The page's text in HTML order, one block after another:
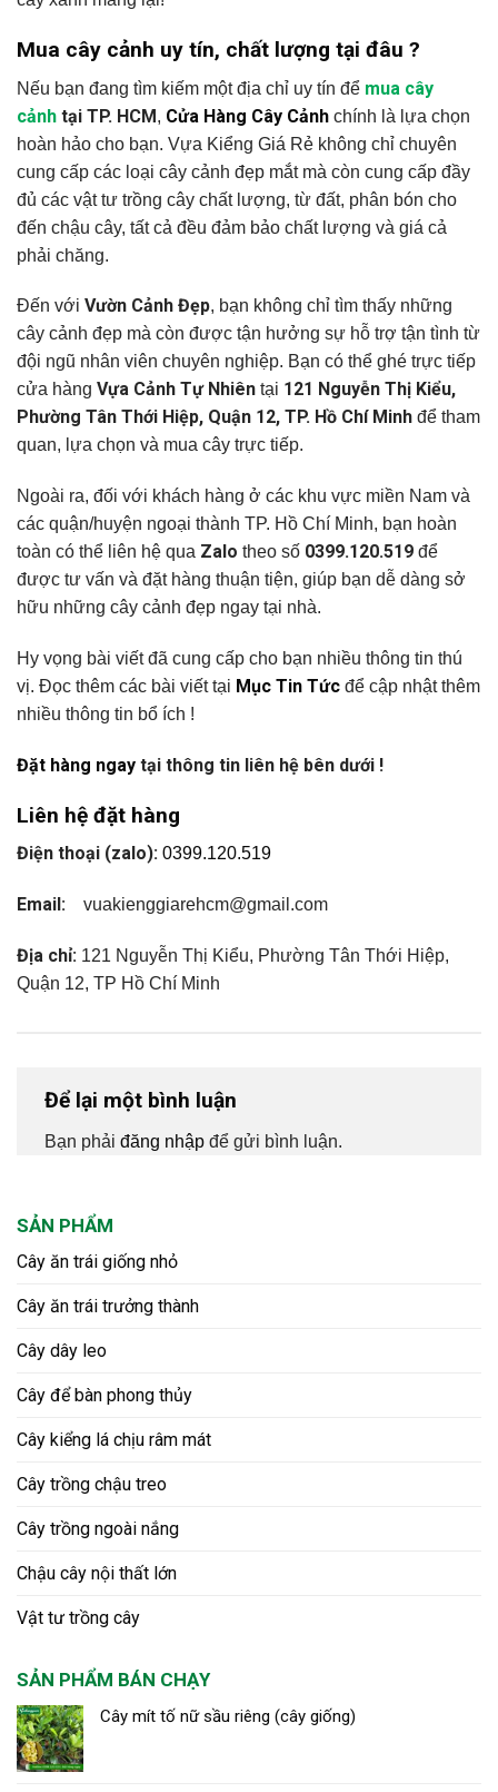
SẢN PHẨM
Cây ăn trái giống nhỏ
Cây ăn trái trưởng thành
Cây dây leo
Cây để bàn phong thủy
Cây kiểng lá chịu râm mát
Cây trồng chậu treo
Cây trồng ngoài nắng
Chậu cây nội thất lớn
Vật tư trồng cây
SẢN PHẨM BÁN CHẠY
Cây mít tố nữ sầu riêng (cây giống)
Mua cây cảnh uy tín, chất lượng tại đâu ?
Nếu bạn đang tìm kiếm một địa chỉ uy tín để mua cây
cảnh tại TP. HCM, Cửa Hàng Cây Cảnh chính là lựa chọn
hoàn hảo cho bạn. Vựa Kiểng Giá Rẻ không chỉ chuyên
cung cấp các loại cây cảnh đẹp mắt mà còn cung cấp đầy
đủ các vật tư trồng cây chất lượng, từ đất, phân bón cho
đến chậu cây, tất cả đều đảm bảo chất lượng và giá cả
phải chăng.
Đến với Vườn Cảnh Đẹp, bạn không chỉ tìm thấy những
cây cảnh đẹp mà còn được tận hưởng sự hỗ trợ tận tình từ
đội ngũ nhân viên chuyên nghiệp. Bạn có thể ghé trực tiếp
cửa hàng Vựa Cảnh Tự Nhiên tại 121 Nguyễn Thị Kiểu,
Phường Tân Thới Hiệp, Quận 12, TP. Hồ Chí Minh để tham
quan, lựa chọn và mua cây trực tiếp.
Ngoài ra, đối với khách hàng ở các khu vực miền Nam và
các quận/huyện ngoại thành TP. Hồ Chí Minh, bạn hoàn
toàn có thể liên hệ qua Zalo theo số 0399.120.519 để
được tư vấn và đặt hàng thuận tiện, giúp bạn dễ dàng sở
hữu những cây cảnh đẹp ngay tại nhà.
Hy vọng bài viết đã cung cấp cho bạn nhiều thông tin thú
vị. Đọc thêm các bài viết tại Mục Tin Tức để cập nhật thêm
nhiều thông tin bổ ích !
Đặt hàng ngay tại thông tin liên hệ bên dưới !
Liên hệ đặt hàng
Điện thoại (zalo): 0399.120.519
Email: vuakienggiarehcm@gmail.com
Địa chỉ: 121 Nguyễn Thị Kiểu, Phường Tân Thới Hiệp,
Quận 12, TP Hồ Chí Minh
Để lại một bình luận
Bạn phải đăng nhập để gửi bình luận.